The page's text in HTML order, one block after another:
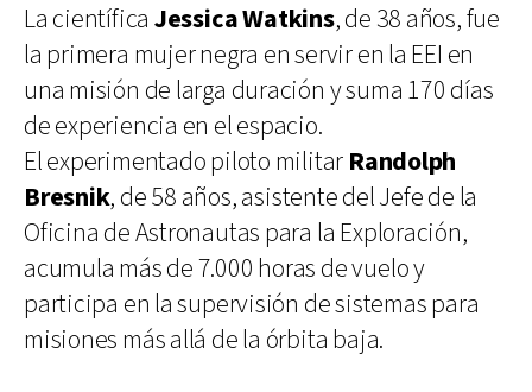
La científica Jessica Watkins, de 38 años, fue
la primera mujer negra en servir en la EEI en
una misión de larga duración y suma 170 días
de experiencia en el espacio.
El experimentado piloto militar Randolph
Bresnik, de 58 años, asistente del Jefe de la
Oficina de Astronautas para la Exploración,
acumula más de 7.000 horas de vuelo y
participa en la supervisión de sistemas para
misiones más allá de la órbita baja.